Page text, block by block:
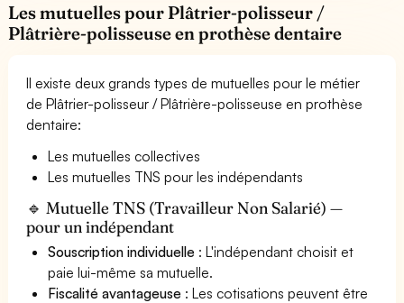
Les mutuelles pour Plâtrier-polisseur /
Plâtrière-polisseuse en prothèse dentaire
Il existe deux grands types de mutuelles pour le métier
de Plâtrier-polisseur / Plâtrière-polisseuse en prothèse
dentaire:
Les mutuelles collectives
Les mutuelles TNS pour les indépendants
🔹 Mutuelle TNS (Travailleur Non Salarié) —
pour un indépendant
Souscription individuelle : L'indépendant choisit et
paie lui-même sa mutuelle.
Fiscalité avantageuse : Les cotisations peuvent être